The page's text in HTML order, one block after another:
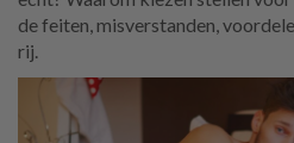
de feiten, misverstanden,
rij.